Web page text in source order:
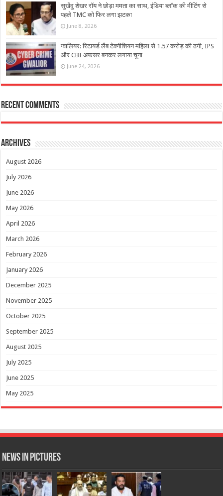
सुखेंदु शेखर रॉय ने छोड़ा ममता का साथ, इंडिया ब्लॉक की मीटिंग से
पहले TMC को फ‍िर लगा झटका
June 8, 2026
ग्वालियर: रिटायर्ड लैब टेक्नीशियन महिला से 1.57 करोड़ की ठगी, IPS
और CBI अफसर बनकर लगाया चूना
June 24, 2026
Recent Comments
Archives
August 2026
July 2026
June 2026
May 2026
April 2026
March 2026
February 2026
January 2026
December 2025
November 2025
October 2025
September 2025
August 2025
July 2025
June 2025
May 2025
News in Pictures